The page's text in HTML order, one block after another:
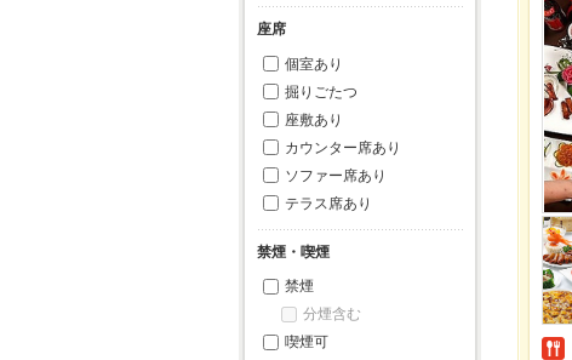
座席
個室あり
掘りごたつ
座敷あり
カウンター席あり
ソファー席あり
テラス席あり
禁煙・喫煙
禁煙
分煙含む
喫煙可